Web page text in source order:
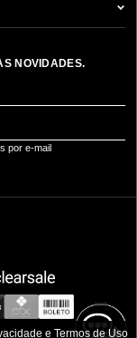
NOVIDADES.
por e-mail
e Termos de Uso